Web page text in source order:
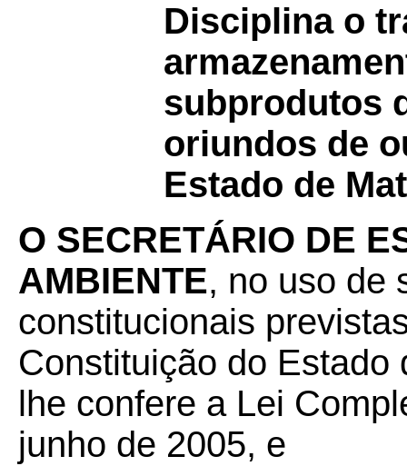
Disciplina o
subprodutos
oriundos de
Estado de
O SECRETÁRIO DE
AMBIENTE, no uso de
constitucionais
Constituição do Estado
lhe confere a Lei
junho de 2005, e